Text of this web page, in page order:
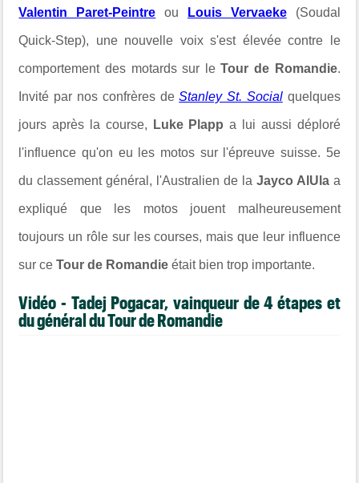
Valentin Paret-Peintre ou Louis Vervaeke(Soudal
Quick-Step), une nouvelle voix s'est élevée contre le
comportement des motards sur leTour de Romandie.
Invité par nos confrères deStanley St. Socialquelques
jours après la course, Luke Plapp a lui aussi déploré
l'influence qu'on eu les motos sur l'épreuve suisse. 5e
du classement général, l'Australien de la Jayco AlUlaa
expliqué que les motos jouent malheureusement
toujours un rôle sur les courses, mais que leur influence
sur ceTour de Romandie était bien trop importante.
Vidéo - Tadej Pogacar, vainqueur de 4 étapes et
du général du Tour de Romandie